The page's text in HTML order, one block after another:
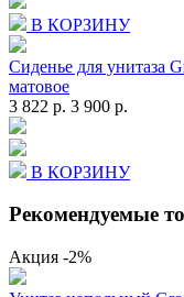
В КОРЗИНУ
Сиденье для унитаза
матовое
3 822 р. 3 900 р.
В КОРЗИНУ
Рекомендуемые
Акция -2%